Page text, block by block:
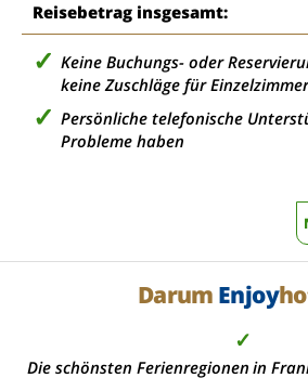
Reisebetrag insgesamt:
Keine Buchungs- oder
keine Zuschläge für Einzelzimmer
Persönliche telefonische
Probleme haben
Darum Enjoy
✓
Die schönsten Ferienregionen in